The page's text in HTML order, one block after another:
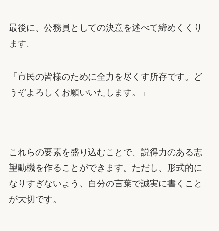
最後に、公務員としての決意を述べて締めくくり
ます。
「市民の皆様のために全力を尽くす所存です。ど
うぞよろしくお願いいたします。」
これらの要素を盛り込むことで、説得力のある志
望動機を作ることができます。ただし、形式的に
なりすぎないよう、自分の言葉で誠実に書くこと
が大切です。